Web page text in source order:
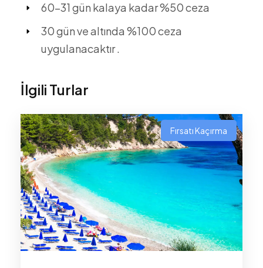
60-31 gün kalaya kadar %50 ceza
30 gün ve altında %100 ceza
uygulanacaktır .
İlgili Turlar
Fırsatı Kaçırma